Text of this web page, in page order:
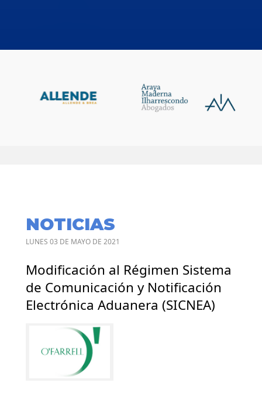
NOTICIAS
LUNES 03 DE MAYO DE 2021
Modificación al Régimen Sistema
de Comunicación y Notificación
Electrónica Aduanera (SICNEA)